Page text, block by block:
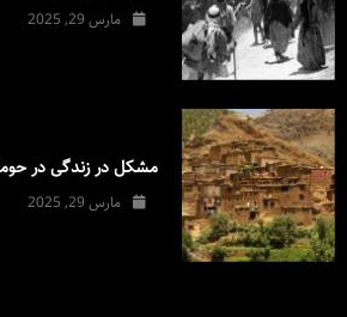
مارس 29, 2025
مشکل در زندگی در
مارس 29, 2025